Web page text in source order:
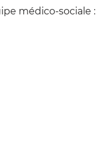
médico-sociale :